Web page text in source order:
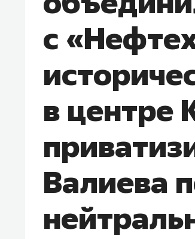
с
в центре
Валиева